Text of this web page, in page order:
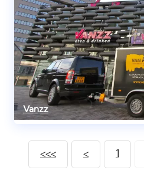
Vanzz
<<< < 1